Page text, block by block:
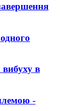
вибуху в
-